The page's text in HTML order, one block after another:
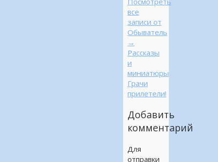
все
записи от
Обыватель
→
Рассказы
и
миниатюры
Грачи
прилетели!
Добавить
комментарий
Для
отправки